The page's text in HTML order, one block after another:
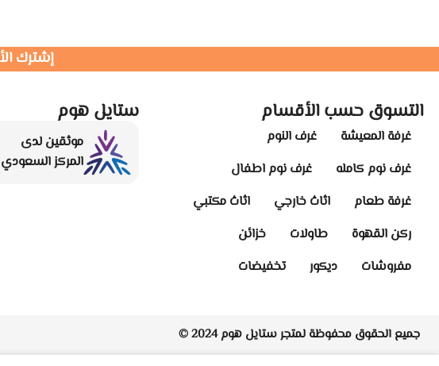
إشترك
التسوق حسب الأقسام
غرفة المعيشة
غرف النوم
غرف نوم كامله
غرف نوم اطفال
غرفة طعام
اثاث خارجي
اثاث مكتبي
ركن القهوة
طاولات
خزائن
مفروشات
ديكور تخفيضات
ستايل هوم
موثقين لدى
المركز
جميع الحقوق محفوظة لمتجرستايل هوم2024 ©